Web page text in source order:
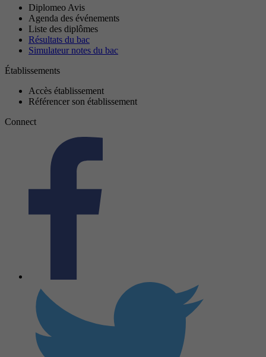
Diplomeo Avis
Agenda des événements
Liste des diplômes
Résultats du bac
Simulateur notes du bac
Établissements
Accès établissement
Référencer son établissement
Connect